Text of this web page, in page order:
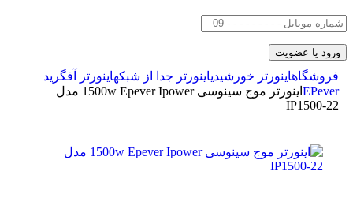
فروشگاهاینورتر خورشیدیاینورتر جدا از شبکهاینورتر آفگرید
EPever
اینورتر موج سینوسی 1500w Epever Ipower مدل
IP1500-22